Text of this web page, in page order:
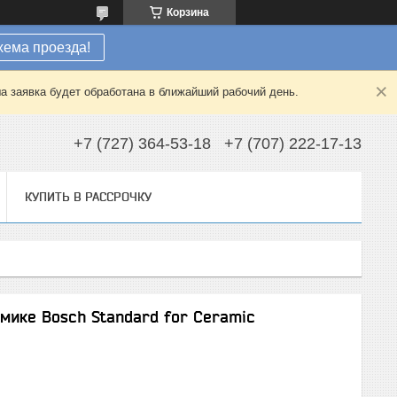
Корзина
проезда!
будет обработана в ближайший рабочий день.
+7 (727) 364-53-18 +7 (707) 222-17-13
КУПИТЬ В РАССРОЧКУ
Bosch Standard for Ceramic